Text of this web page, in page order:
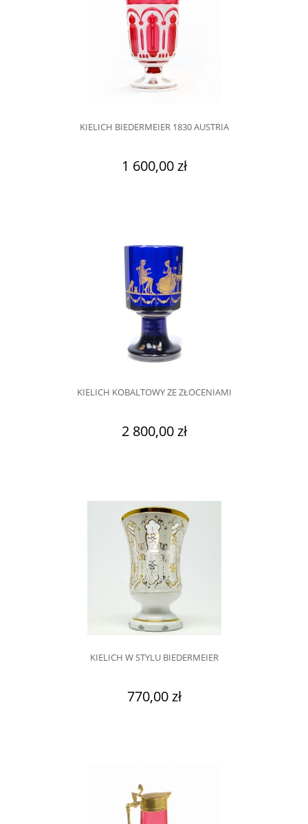
KIELICH BIEDERMEIER 1830 AUSTRIA
1 600,00 zł
KIELICH KOBALTOWY ZE ZŁOCENIAMI
2 800,00 zł
KIELICH W STYLU BIEDERMEIER
770,00 zł